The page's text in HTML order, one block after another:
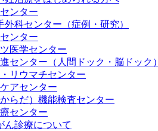
ンター
外科センター（症例・研究）
ンター
医学センター
センター（人間ドック・脳ドック）
リウマチセンター
アセンター
らだ）機能検査センター
センター
ん診療について